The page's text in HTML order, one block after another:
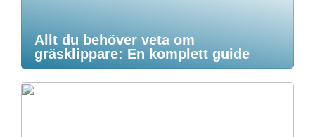
Allt du behöver veta om
gräsklippare: En komplett guide